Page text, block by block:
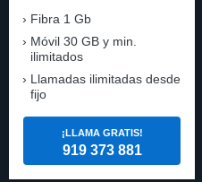
Fibra 1 Gb
Móvil 30 GB y min.
ilimitados
Llamadas ilimitadas desde
fijo
¡LLAMA GRATIS!
919 373 881